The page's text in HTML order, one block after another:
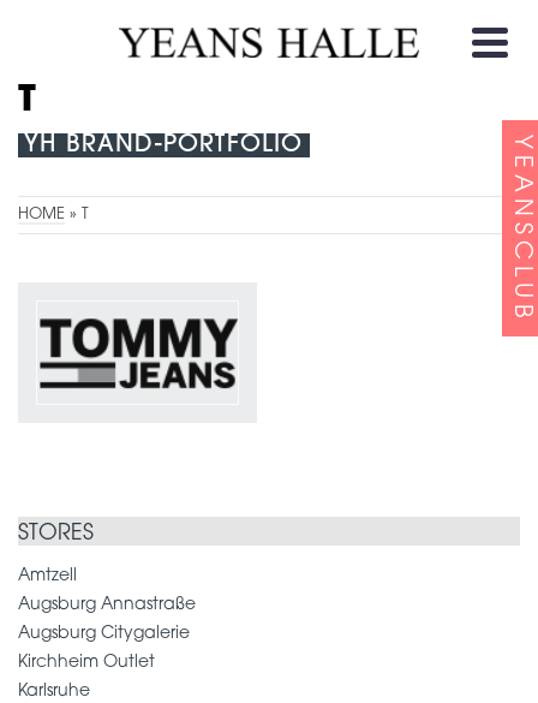
T
YH BRAND-PORTFOLIO
HOME »
STORES
Amtzell
Augsburg Annastraße
Augsburg Citygalerie
Kirchheim Outlet
Karlsruhe
YEANSCLUB